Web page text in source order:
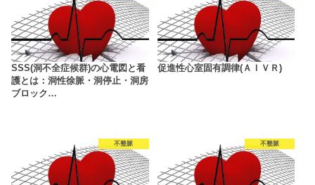
SSS(洞不全症候群)の心電図と看
護とは：洞性徐脈・洞停止・洞房
ブロック…
促進性心室固有調律(ＡＩＶＲ)
不整脈 不整脈